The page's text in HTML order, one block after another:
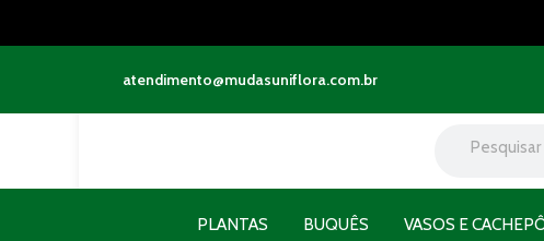
atendimento@mudasuniflora.com.br
PLANTAS BUQUÊS VASOS E